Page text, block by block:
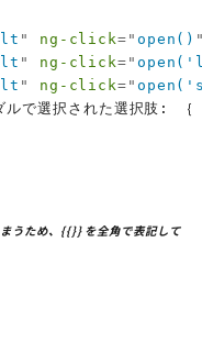
" ng-click= " open()
" ng-click= "
" ng-click= "
ルで選択された選択肢:
うため、{{}} を全角で表記して